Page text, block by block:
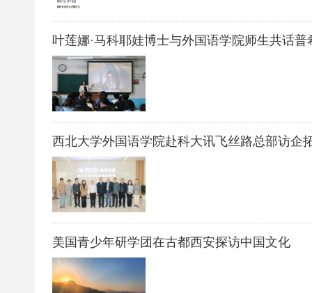
叶莲娜·马科耶娃博士与外国语学院师生共话普
西北大学外国语学院赴科大讯飞丝路总部访企
美国青少年研学团在古都西安探访中国文化